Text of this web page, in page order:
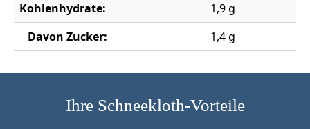
Kohlenhydrate:
1,9 g
Davon Zucker:
1,4 g
Ihre Schneekloth-Vorteile